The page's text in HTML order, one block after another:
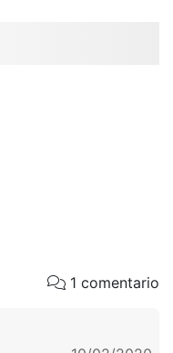
1 comentario